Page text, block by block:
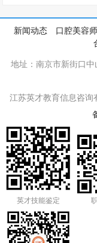
新闻动态 口腔美容师
地址：南京市新街口
江苏英才教育信息咨
英才技能鉴定